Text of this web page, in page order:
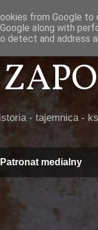
- tajemnica -
Patronat medialny
from Google to
along with
detect and address